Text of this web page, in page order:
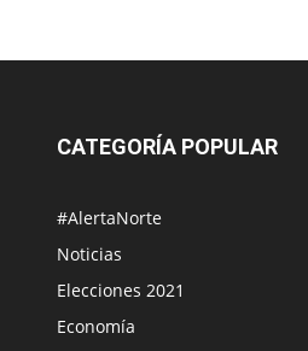
CATEGORÍA POPULAR
#AlertaNorte
Noticias
Elecciones 2021
Economía